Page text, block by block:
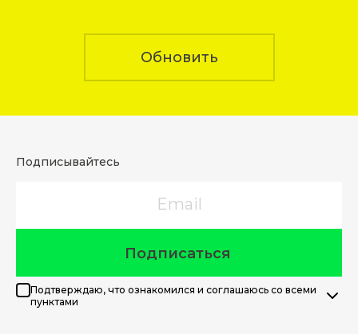
Обновить
Подписывайтесь
Подписаться
Подтверждаю, что ознакомился и соглашаюсь со всеми
пунктами